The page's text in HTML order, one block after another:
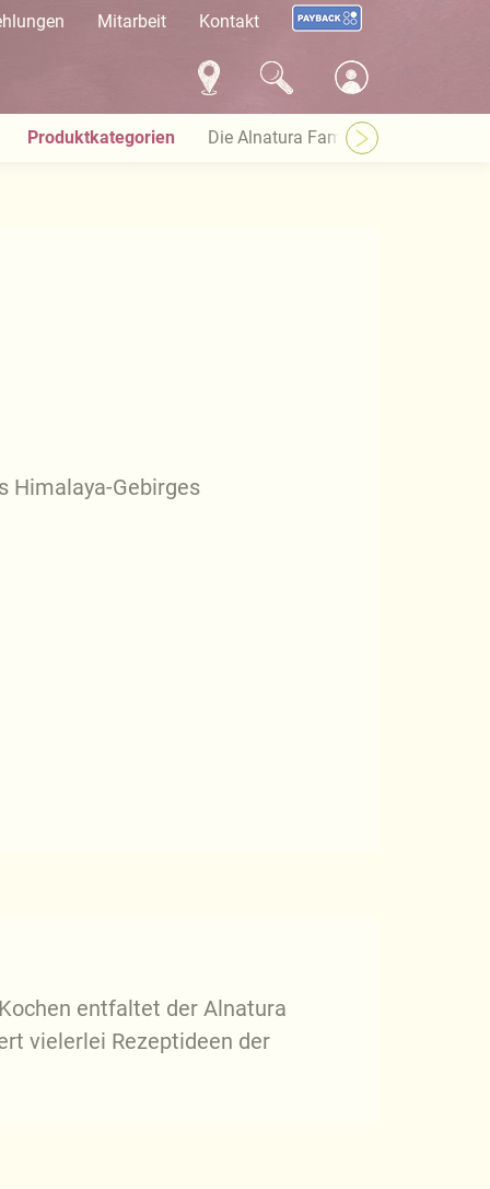
Mitarbeit Kontakt
Produktkategorien Die Alnatura Familie
Himalaya-Gebirges
entfaltet der Alnatura
vielerlei Rezeptideen der